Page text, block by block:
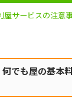
屋サービスの注意
何でも屋の基本